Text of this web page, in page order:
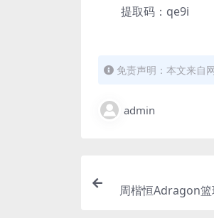
提取码：qe9i
免责声明：本文来自
admin
周楷恒Adragon